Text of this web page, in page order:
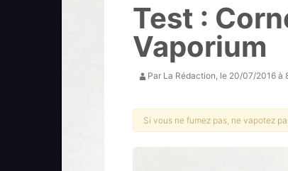
Test :
Vaporium
Par La Rédaction, le 20/07/2016 à
Si vous ne fumez pas, ne vapotez